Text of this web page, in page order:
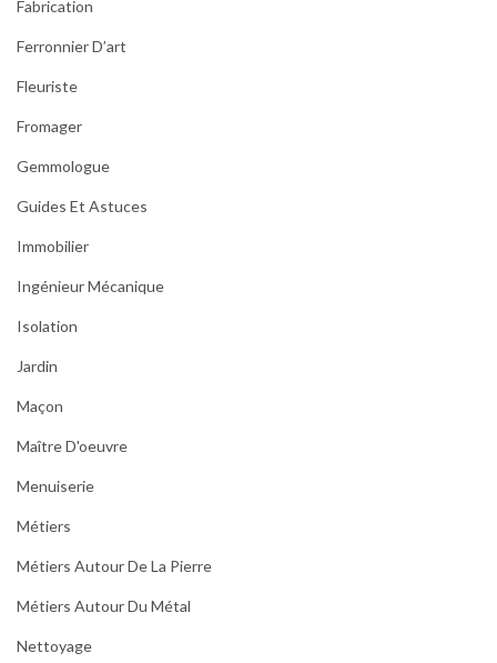
Fabrication
Ferronnier D’art
Fleuriste
Fromager
Gemmologue
Guides Et Astuces
Immobilier
Ingénieur Mécanique
Isolation
Jardin
Maçon
Maître D'oeuvre
Menuiserie
Métiers
Métiers Autour De La Pierre
Métiers Autour Du Métal
Nettoyage